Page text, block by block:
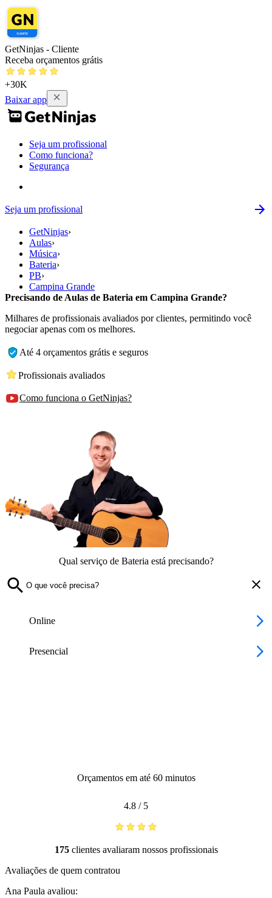
GetNinjas - Cliente
Receba orçamentos grátis
+30K
Baixar app
Seja um profissional
Como funciona?
Segurança
Seja um profissional
GetNinjas›
Aulas›
Música›
Bateria›
PB›
Campina Grande
Precisando de Aulas de Bateria em Campina Grande?
Milhares de profissionais avaliados por clientes, permitindo você
negociar apenas com os melhores.
Até 4 orçamentos grátis e seguros
Profissionais avaliados
Como funciona o GetNinjas?
Qual serviço de Bateria está precisando?
Online
Presencial
Orçamentos em até 60 minutos
4.8 / 5
175clientes avaliaram nossos profissionais
Avaliações de quem contratou
Ana Paula avaliou: